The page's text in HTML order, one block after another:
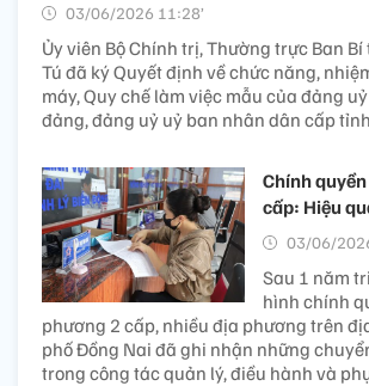
03/06/2026 11:28’
Ủy viên Bộ Chính trị, Thường trực Ban
Tú đã ký Quyết định về chức năng,
máy, Quy chế làm việc mẫu của đảng
đảng, đảng uỷ uỷ ban nhân dân cấp tỉnh
Chính
cấp: Hiệu
03/06/
Sau 1 năm
hình chính
phương 2 cấp, nhiều địa phương trên
phố Đồng Nai đã ghi nhận những
trong công tác quản lý, điều hành và